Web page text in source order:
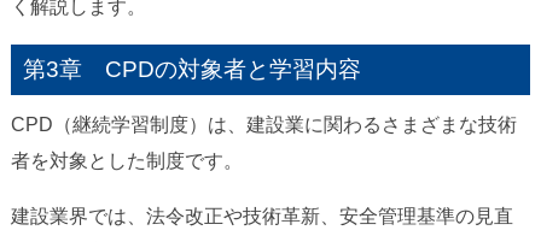
く解説します。
第3章 CPDの対象者と学習内容
CPD（継続学習制度）は、建設業に関わるさまざまな技術
者を対象とした制度です。
建設業界では、法令改正や技術革新、安全管理基準の見直